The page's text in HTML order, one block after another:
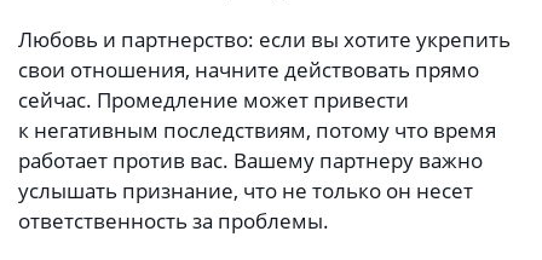
Любовь и партнерство: если вы хотите укрепить
свои отношения, начните действовать прямо
сейчас. Промедление может привести
к негативным последствиям, потому что время
работает против вас. Вашему партнеру важно
услышать признание, что не только он несет
ответственность за проблемы.